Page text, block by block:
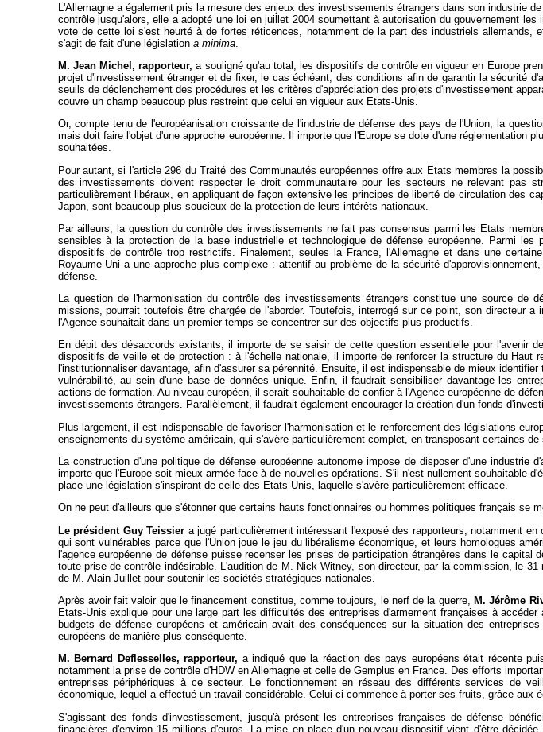
L'Allemagne a également pris la mesure des enjeux des investissements étrangers dans son industrie
contrôle jusqu'alors, elle a adopté une loi en juillet 2004 soumettant à autorisation du gouvernement
vote de cette loi s'est heurté à de fortes réticences, notamment de la part des industriels allemands,
s'agit de fait d'une législation a minima.
M. Jean Michel, rapporteur, a souligné qu'au total, les dispositifs de contrôle en vigueur en Europe
projet d'investissement étranger et de fixer, le cas échéant, des conditions afin de garantir la sécurité
seuils de déclenchement des procédures et les critères d'appréciation des projets d'investissement
couvre un champ beaucoup plus restreint que celui en vigueur aux Etats-Unis.
Or, compte tenu de l'européanisation croissante de l'industrie de défense des pays de l'Union, la
mais doit faire l'objet d'une approche européenne. Il importe que l'Europe se dote d'une
souhaitées.
Pour autant, si l'article 296 du Traité des Communautés européennes offre aux Etats membres la
des investissements doivent respecter le droit communautaire pour les secteurs ne relevant pas
particulièrement libéraux, en appliquant de façon extensive les principes de liberté de circulation des
Japon, sont beaucoup plus soucieux de la protection de leurs intérêts nationaux.
Par ailleurs, la question du contrôle des investissements ne fait pas consensus parmi les Etats
sensibles à la protection de la base industrielle et technologique de défense européenne. Parmi
dispositifs de contrôle trop restrictifs. Finalement, seules la France, l'Allemagne et dans une
Royaume-Uni a une approche plus complexe : attentif au problème de la sécurité
défense.
La question de l'harmonisation du contrôle des investissements étrangers constitue une source
missions, pourrait toutefois être chargée de l'aborder. Toutefois, interrogé sur ce point, son directeur
l'Agence souhaitait dans un premier temps se concentrer sur des objectifs plus productifs.
En dépit des désaccords existants, il importe de se saisir de cette question essentielle pour l'avenir
dispositifs de veille et de protection : à l'échelle nationale, il importe de renforcer la structure du
l'institutionnaliser davantage, afin d'assurer sa pérennité. Ensuite, il est indispensable de mieux
vulnérabilité, au sein d'une base de données unique. Enfin, il faudrait sensibiliser davantage les
actions de formation. Au niveau européen, il serait souhaitable de confier à l'Agence européenne de
investissements étrangers. Parallèlement, il faudrait également encourager la création d'un fonds
Plus largement, il est indispensable de favoriser l'harmonisation et le renforcement des législations
enseignements du système américain, qui s'avère particulièrement complet, en transposant certaines de
La construction d'une politique de défense européenne autonome impose de disposer d'une
importe que l'Europe soit mieux armée face à de nouvelles opérations. S'il n'est nullement souhaitable
place une législation s'inspirant de celle des Etats-Unis, laquelle s'avère particulièrement efficace.
On ne peut d'ailleurs que s'étonner que certains hauts fonctionnaires ou hommes politiques français se
Le président Guy Teissier a jugé particulièrement intéressant l'exposé des rapporteurs, notamment
qui sont vulnérables parce que l'Union joue le jeu du libéralisme économique, et leurs homologues
l'agence européenne de défense puisse recenser les prises de participation étrangères dans le
toute prise de contrôle indésirable. L'audition de M. Nick Witney, son directeur, par la commission, le
de M. Alain Juillet pour soutenir les sociétés stratégiques nationales.
Après avoir fait valoir que le financement constitue, comme toujours, le nerf de la guerre, M. Jérôme
Etats-Unis explique pour une large part les difficultés des entreprises d'armement françaises à
budgets de défense européens et américain avait des conséquences sur la situation des
européens de manière plus conséquente.
M. Bernard Deflesselles, rapporteur, a indiqué que la réaction des pays européens était récente
notamment la prise de contrôle d'HDW en Allemagne et celle de Gemplus en France. Des efforts
entreprises périphériques à ce secteur. Le fonctionnement en réseau des différents services de
économique, lequel a effectué un travail considérable. Celui-ci commence à porter ses fruits, grâce aux
S'agissant des fonds d'investissement, jusqu'à présent les entreprises françaises de défense
financières d'environ 15 millions d'euros. La mise en place d'un nouveau dispositif vient d'être